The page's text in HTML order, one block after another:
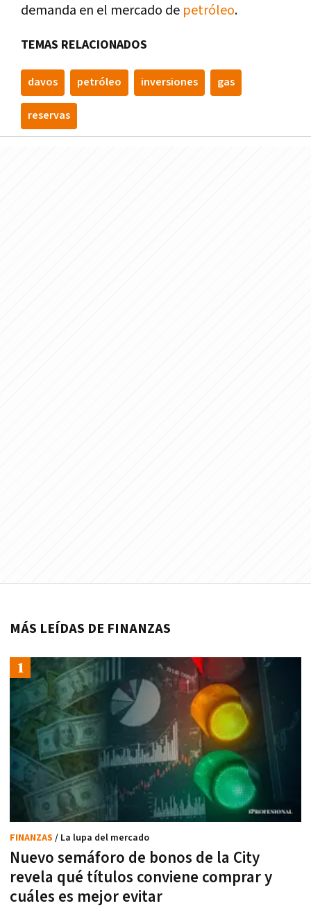
demanda en el mercado de petróleo.
TEMAS RELACIONADOS
davos petróleo inversiones gas
reservas
MÁS LEÍDAS DE FINANZAS
Nuevo semáforo de bonos de la City
revela qué títulos conviene comprar y
cuáles es mejor evitar
FINANZAS / La lupa del mercado